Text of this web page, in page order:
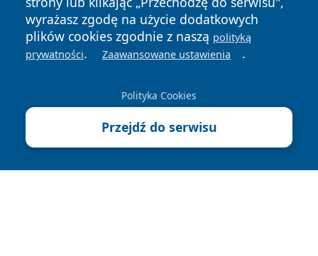
wyrażasz zgodę na użycie dodatkowych
plików cookies zgodnie z naszą polityką
prywatności. Zaawansowane ustawienia .
Polityka Cookies
Przejdź do serwisu
Polityka